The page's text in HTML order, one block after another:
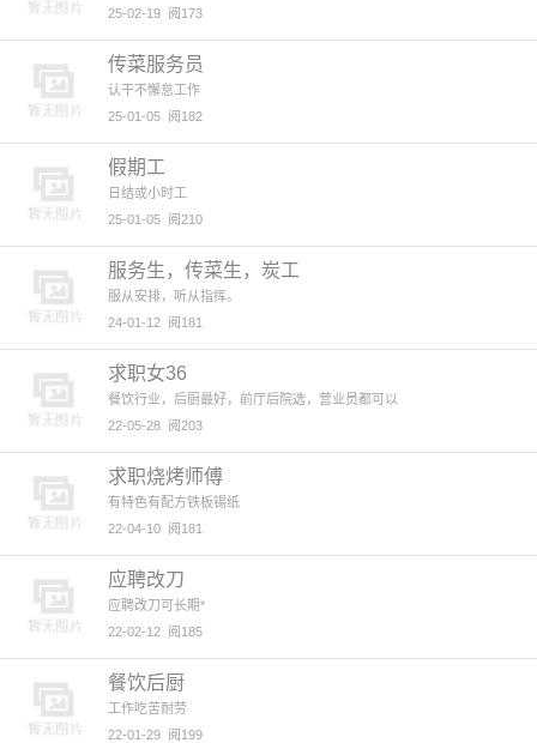
25-02-19 阅173
传菜服务员
认干不懈怠工作
25-01-05 阅182
假期工
日结或小时工
25-01-05 阅210
服务生，传菜生，炭工
服从安排，听从指挥。
24-01-12 阅181
求职女36
餐饮行业，后厨最好，前厅后院选，营业员都可以
22-05-28 阅203
求职烧烤师傅
有特色有配方铁板锡纸
22-04-10 阅181
应聘改刀
应聘改刀可长期*
22-02-12 阅185
餐饮后厨
工作吃苦耐劳
22-01-29 阅199